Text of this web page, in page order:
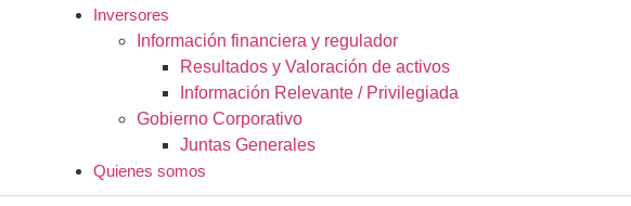
Inversores
Información financiera y regulador
Resultados y Valoración de activos
Información Relevante / Privilegiada
Gobierno Corporativo
Juntas Generales
Quienes somos